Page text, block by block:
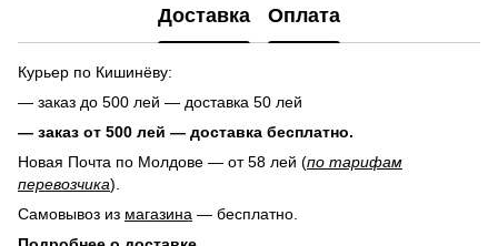
Доставка Оплата
Курьер по Кишинёву:
— заказ до 500 лей — доставка 50 лей
— заказ от 500 лей — доставка бесплатно.
Новая Почта по Молдове — от 58 лей (по тарифам
перевозчика).
Самовывоз из магазина — бесплатно.